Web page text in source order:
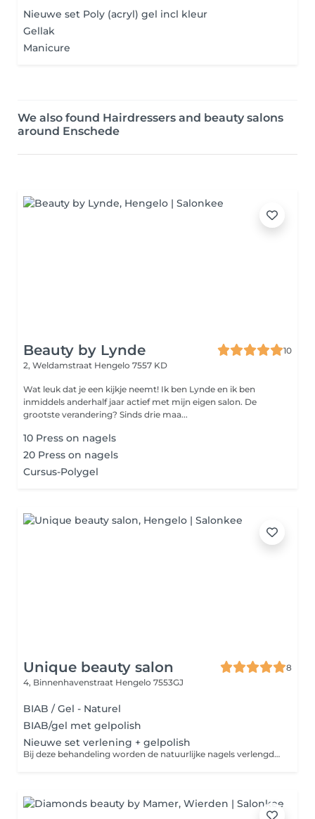
Nieuwe set Poly (acryl) gel incl kleur
Gellak
Manicure
We also found Hairdressers and beauty salons
around Enschede
Beauty by Lynde
10
2, Weldamstraat Hengelo 7557 KD
Wat leuk dat je een kijkje neemt! Ik ben Lynde en ik ben
inmiddels anderhalf jaar actief met mijn eigen salon. De
grootste verandering? Sinds drie maa...
10 Press on nagels
20 Press on nagels
Cursus-Polygel
Unique beauty salon
8
4, Binnenhavenstraat Hengelo 7553GJ
BIAB / Gel - Naturel
BIAB/gel met gelpolish
Nieuwe set verlening + gelpolish
Bij deze behandeling worden de natuurlijke nagels verlengd met behulp van hardgel of acrylgel. De nagels worden zorgvuldig opgebouwd in de gewenste lengte en vorm, met aandacht voor stevigheid en een natuurlijke uitstraling. Afgewerkt kan worden met een gelpolish in een kleur naar keuze voor een langdurig, glanzend resultaat.